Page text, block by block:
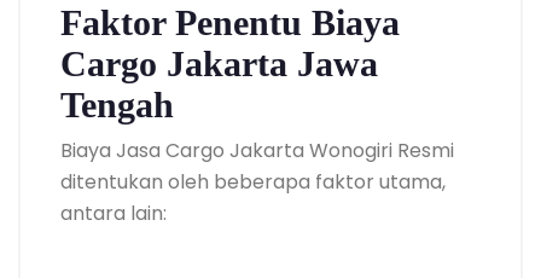
Faktor Penentu Biaya
Cargo Jakarta Jawa
Tengah
Biaya Jasa Cargo Jakarta Wonogiri Resmi
ditentukan oleh beberapa faktor utama,
antara lain: